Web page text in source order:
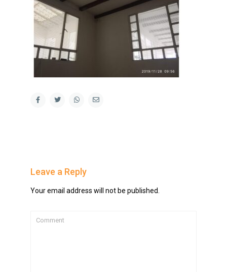
Leave a Reply
Your email address will not be published.